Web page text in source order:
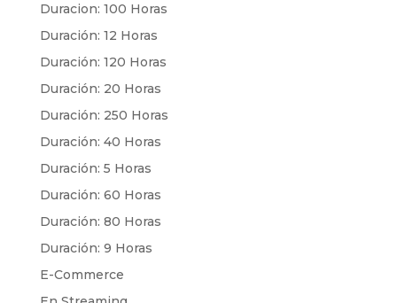
Duracion: 100 Horas
Duración: 12 Horas
Duración: 120 Horas
Duración: 20 Horas
Duración: 250 Horas
Duración: 40 Horas
Duración: 5 Horas
Duración: 60 Horas
Duración: 80 Horas
Duración: 9 Horas
E-Commerce